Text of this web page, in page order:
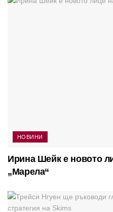
НОВИНИ
Ирина Шейк е новото
„Марела“